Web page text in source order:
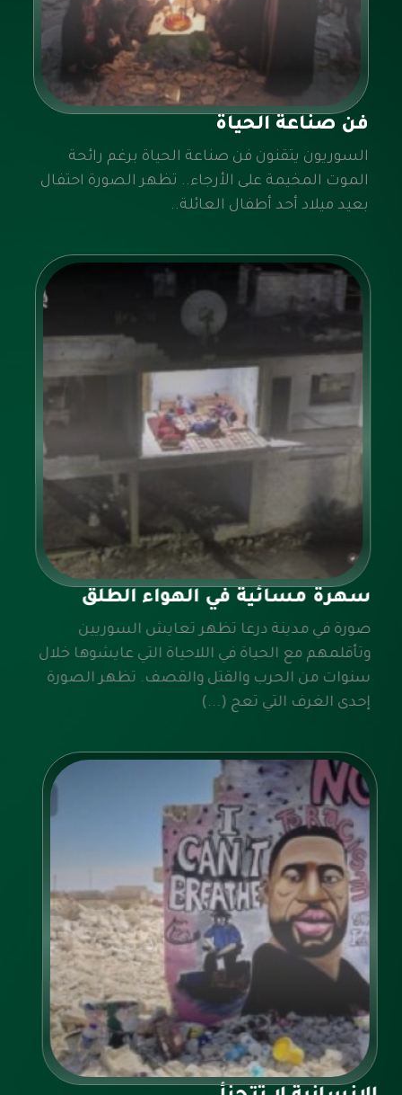
فن صناعة الحياة
السوريون يتقنون فن صناعة الحياة برغم رائحة
الموت المخيمة على الأرجاء.. تظهر الصورة احتفال
بعيد ميلاد أحد أطفال العائلة..
سهرة مسائية في الهواء الطلق
صورة في مدينة درعا تظهر تعايش السوريين
وتأقلمهم مع الحياة في اللاحياة التي عايشوها خلال
سنوات من الحرب والقتل والقصف. تظهر الصورة
إحدى الغرف التي تعج (...)